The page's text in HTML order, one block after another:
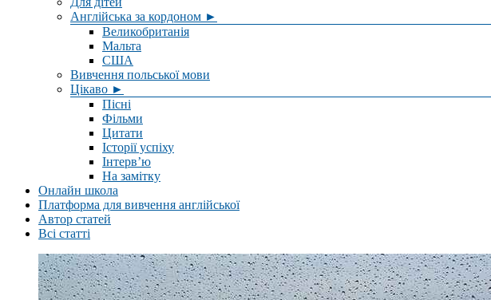
Англійська за кордоном ►
Великобританія
Мальта
США
Вивчення польської мови
Цікаво ►
Пісні
Фільми
Цитати
Історії успіху
Інтерв’ю
На замітку
Онлайн школа
Платформа для вивчення англійської
Автор статей
Всі статті